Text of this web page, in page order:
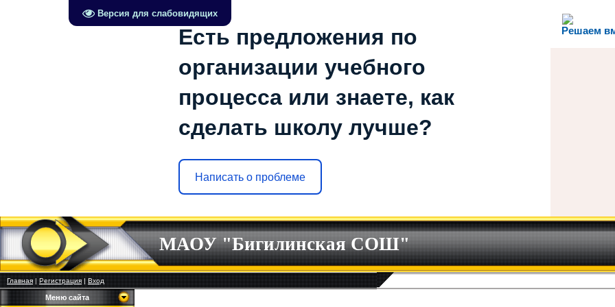
Версия для слабовидящих
Решаем
Есть предложения по
организации учебного
процесса или знаете, как
сделать школу лучше?
Написать о проблеме
МАОУ "Бигилинская СОШ"
Главная|Регистрация|Вход
Меню сайта